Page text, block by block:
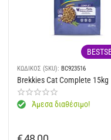
ΚΩΔΙΚΟΣ (SKU): BC923516
Brekkies Cat Complete 15kg
Άμεσα διαθέσιμο!